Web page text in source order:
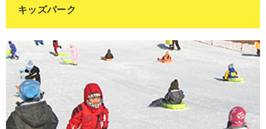
キッズパーク